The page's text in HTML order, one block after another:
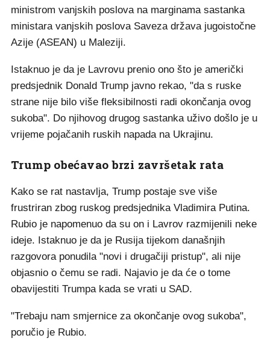
ministrom vanjskih poslova na marginama sastanka
ministara vanjskih poslova Saveza država jugoistočne
Azije (ASEAN) u Maleziji.
Istaknuo je da je Lavrovu prenio ono što je američki
predsjednik Donald Trump javno rekao, "da s ruske
strane nije bilo više fleksibilnosti radi okončanja ovog
sukoba". Do njihovog drugog sastanka uživo došlo je u
vrijeme pojačanih ruskih napada na Ukrajinu.
Trump obećavao brzi završetak rata
Kako se rat nastavlja, Trump postaje sve više
frustriran zbog ruskog predsjednika Vladimira Putina.
Rubio je napomenuo da su on i Lavrov razmijenili neke
ideje. Istaknuo je da je Rusija tijekom današnjih
razgovora ponudila "novi i drugačiji pristup", ali nije
objasnio o čemu se radi. Najavio je da će o tome
obavijestiti Trumpa kada se vrati u SAD.
"Trebaju nam smjernice za okončanje ovog sukoba",
poručio je Rubio.